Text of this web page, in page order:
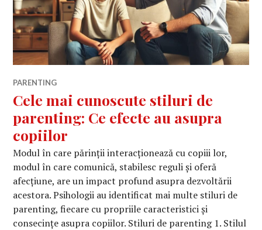
PARENTING
Cele mai cunoscute stiluri de
parenting: Ce efecte au asupra
copiilor
Modul în care părinții interacționează cu copiii lor,
modul în care comunică, stabilesc reguli și oferă
afecțiune, are un impact profund asupra dezvoltării
acestora. Psihologii au identificat mai multe stiluri de
parenting, fiecare cu propriile caracteristici și
consecințe asupra copiilor. Stiluri de parenting 1. Stilul